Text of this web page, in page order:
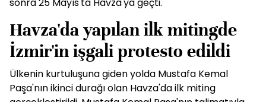
Havza'da yapılan ilk mitingde
İzmir'in işgali protesto edildi
Ülkenin kurtuluşuna giden yolda Mustafa Kemal
Paşa'nın ikinci durağı olan Havza'da ilk miting